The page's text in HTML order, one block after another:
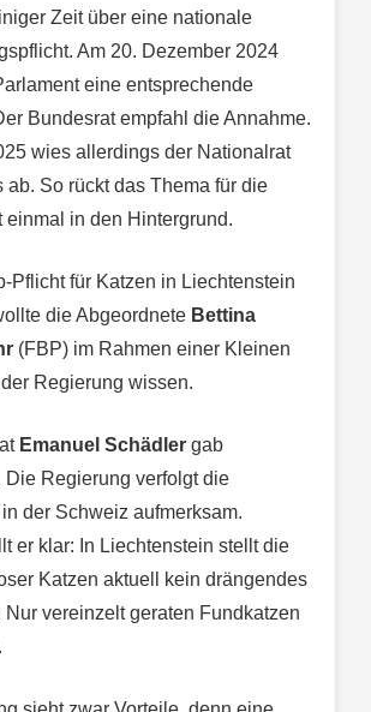
Zeit über eine nationale
Am 20. Dezember 2024
eine entsprechende
Bundesrat empfahl die Annahme.
wies allerdings der Nationalrat
ab. So rückt das Thema für die
einmal in den Hintergrund.
Pflicht für Katzen in Liechtenstein
die Abgeordnete Bettina
(FBP) im Rahmen einer Kleinen
Regierung wissen.
Emanuel Schädler gab
Die Regierung verfolgt die
der Schweiz aufmerksam.
er klar: In Liechtenstein stellt die
Katzen aktuell kein drängendes
Nur vereinzelt geraten Fundkatzen